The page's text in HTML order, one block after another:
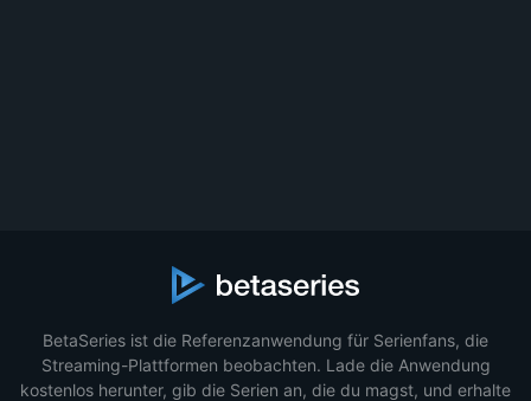
BetaSeries ist die Referenzanwendung für Serienfans, die
Streaming-Plattformen beobachten. Lade die Anwendung
kostenlos herunter, gib die Serien an, die du magst, und erhalte